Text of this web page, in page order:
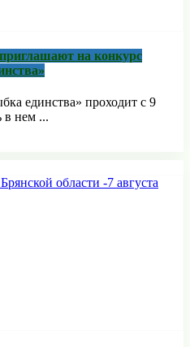
на конкурс
единства» проходит с 9
в нем ...